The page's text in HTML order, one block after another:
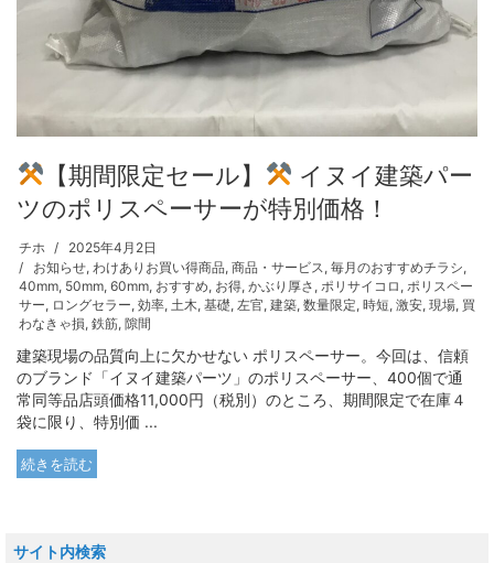
【期間限定セール】
イヌイ建築パー
ツのポリスペーサーが特別価格！
チホ
2025年4月2日
お知らせ, わけありお買い得商品, 商品・サービス , 毎月のおすすめチラシ,
40mm, 50mm, 60mm, おすすめ, お得, かぶり厚さ , ポリサイコロ , ポリスペー
サー, ロングセラー, 効率, 土木, 基礎, 左官, 建築, 数量限定, 時短, 激安, 現場, 買
わなきゃ損, 鉄筋, 隙間
建築現場の品質向上に欠かせない ポリスペーサー。今回は、信頼
のブランド「イヌイ建築パーツ」のポリスペーサー、400個で通
常同等品店頭価格11,000円（税別）のところ、期間限定で在庫４
袋に限り、特別価 ...
続きを読む
サイト内検索